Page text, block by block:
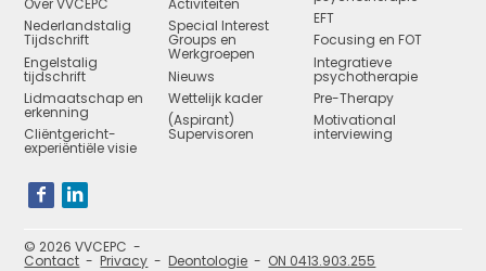
Over VVCEPC
Nederlandstalig
Tijdschrift
Engelstalig
tijdschrift
Lidmaatschap en
erkenning
Cliëntgericht-
experiëntiële visie
Activiteiten
Special Interest
Groups en
Werkgroepen
Nieuws
Wettelijk kader
(Aspirant)
Supervisoren
EFT
Focusing en FOT
Integratieve
psychotherapie
Pre-Therapy
Motivational
interviewing
Bezoek
onze
pagina's:
© 2026 VVCEPC
Contact Privacy Deontologie ON 0413.903.255